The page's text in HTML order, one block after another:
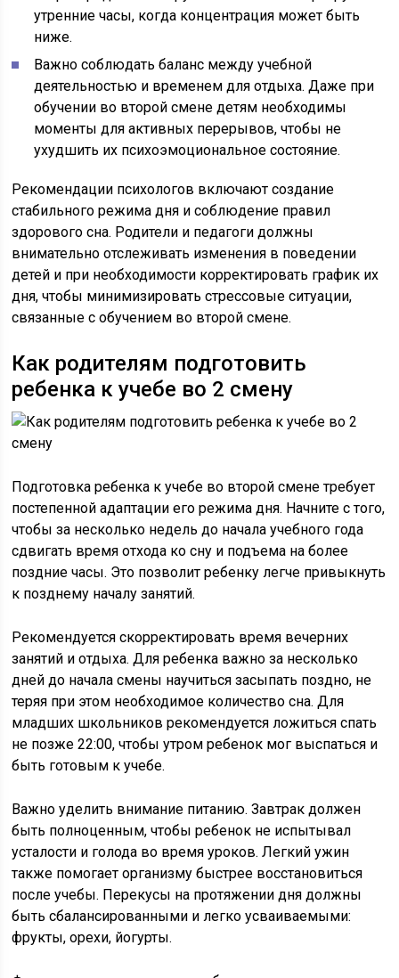
утренние часы, когда концентрация может быть
ниже.
Важно соблюдать баланс между учебной
деятельностью и временем для отдыха. Даже при
обучении во второй смене детям необходимы
моменты для активных перерывов, чтобы не
ухудшить их психоэмоциональное состояние.
Рекомендации психологов включают создание
стабильного режима дня и соблюдение правил
здорового сна. Родители и педагоги должны
внимательно отслеживать изменения в поведении
детей и при необходимости корректировать график их
дня, чтобы минимизировать стрессовые ситуации,
связанные с обучением во второй смене.
Как родителям подготовить
ребенка к учебе во 2 смену
Подготовка ребенка к учебе во второй смене требует
постепенной адаптации его режима дня. Начните с того,
чтобы за несколько недель до начала учебного года
сдвигать время отхода ко сну и подъема на более
поздние часы. Это позволит ребенку легче привыкнуть
к позднему началу занятий.
Рекомендуется скорректировать время вечерних
занятий и отдыха. Для ребенка важно за несколько
дней до начала смены научиться засыпать поздно, не
теряя при этом необходимое количество сна. Для
младших школьников рекомендуется ложиться спать
не позже 22:00, чтобы утром ребенок мог выспаться и
быть готовым к учебе.
Важно уделить внимание питанию. Завтрак должен
быть полноценным, чтобы ребенок не испытывал
усталости и голода во время уроков. Легкий ужин
также помогает организму быстрее восстановиться
после учебы. Перекусы на протяжении дня должны
быть сбалансированными и легко усваиваемыми:
фрукты, орехи, йогурты.